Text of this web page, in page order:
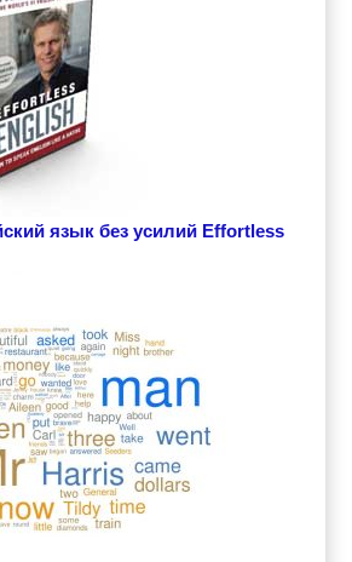
язык без усилий Effortless